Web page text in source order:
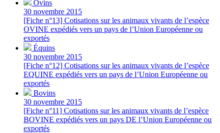
Ovins
30 novembre 2015
[Fiche n°13] Cotisations sur les animaux vivants de l’espèce
OVINE expédiés vers un pays de l’Union Européenne ou
exportés
Équins
30 novembre 2015
[Fiche n°12] Cotisations sur les animaux vivants de l’espèce
EQUINE expédiés vers un pays de l’Union Européenne ou
exportés
Bovins
30 novembre 2015
[Fiche n°11] Cotisations sur les animaux vivants de l’espèce
BOVINE expédiés vers un pays DE l’Union Européenne ou
exportés